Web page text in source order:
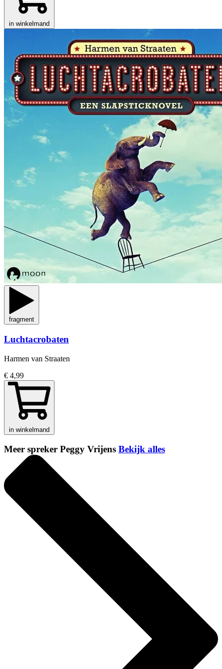
in winkelmand
fragment
Luchtacrobaten
Harmen van Straaten
€ 4,99
in winkelmand
Meer spreker Peggy Vrijens Bekijk alles